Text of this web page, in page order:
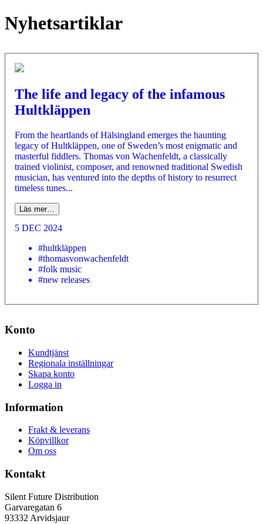
Nyhetsartiklar
The life and legacy of the infamous
Hultkläppen
From the heartlands of Hälsingland emerges the haunting
legacy of Hultkläppen, one of Sweden’s most enigmatic and
masterful fiddlers. Thomas von Wachenfeldt, a classically
trained violinist, composer, and renowned traditional Swedish
musician, has ventured into the depths of history to resurrect
timeless tunes...
Läs mer…
5 DEC 2024
#hultkläppen
#thomasvonwachenfeldt
#folk music
#new releases
Konto
Kundtjänst
Regionala inställningar
Skapa konto
Logga in
Information
Frakt & leverans
Köpvillkor
Om oss
Kontakt
Silent Future Distribution
Garvaregatan 6
93332 Arvidsjaur